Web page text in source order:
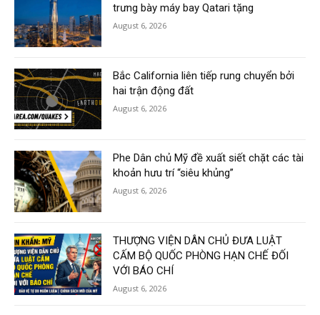
trưng bày máy bay Qatari tặng
August 6, 2026
Bắc California liên tiếp rung chuyển bởi
hai trận động đất
August 6, 2026
Phe Dân chủ Mỹ đề xuất siết chặt các tài
khoản hưu trí “siêu khủng”
August 6, 2026
THƯỢNG VIỆN DÂN CHỦ ĐƯA LUẬT
CẤM BỘ QUỐC PHÒNG HẠN CHẾ ĐỐI
VỚI BÁO CHÍ
August 6, 2026